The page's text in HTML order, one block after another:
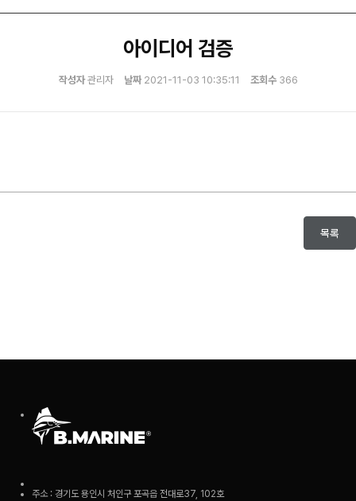
아이디어 검증
작성자관리자 날짜2021-11-03 10:35:11 조회수366
목록
주소 : 경기도 용인시 처인구 포곡읍 전대로37, 102호